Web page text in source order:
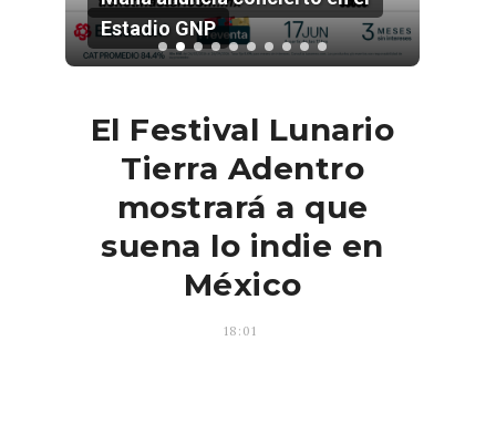
Estadio GNP
El Festival Lunario
Tierra Adentro
mostrará a que
suena lo indie en
México
18:01